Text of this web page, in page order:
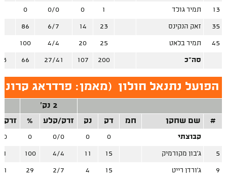
13 תמיר גולד 1
0
0/0
0
35 זאק הנקינס 23
14
6/7
86
45 תמיר בלאט 25
20
4/4
100
סה"כ 200
107
27/41
66
הפועל נתנאל חולון (מאמן: פרדראג
2 נק'
#
שם שחקן חמ דק נק זרק/קלע %
קבוצתי 0
0
0/0
0
0
5 ג'בון מקורמיק 15
11
4/4
100
1
9 ג'ורדן רייט 15
4
2/7
29
1